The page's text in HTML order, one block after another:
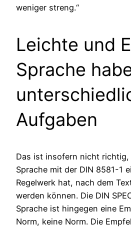
weniger streng.“
Leichte und
Sprache
Aufgaben
Das ist insofern nicht richtig,
Sprache mit der DIN 8581-1
Regelwerk hat, nach dem
werden können. Die DIN
Sprache ist hingegen eine
Norm, keine Norm. Die